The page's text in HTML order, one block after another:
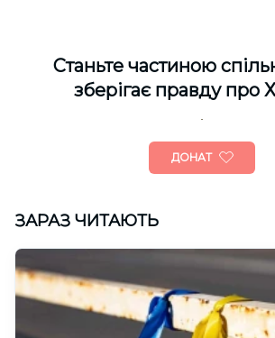
Cтаньте частиною
зберігає правду про
ДОНАТ
ЗАРАЗ ЧИТАЮТЬ